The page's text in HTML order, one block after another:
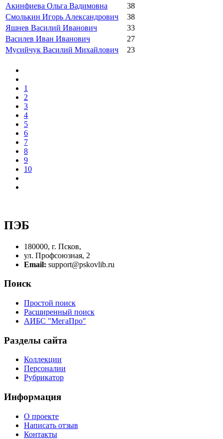
Акинфиева Ольга Вадимовна
38
Смолькин Игорь Александрович
38
Яшнев Василий Иванович
33
Василев Иван Иванович
27
Мусийчук Василий Михайлович
23
1
2
3
4
5
6
7
8
9
10
ПЭБ
180000, г. Псков,
ул. Профсоюзная, 2
Email: support@pskovlib.ru
Поиск
Простой поиск
Расширенный поиск
АИБС "МегаПро"
Разделы сайта
Коллекции
Персоналии
Рубрикатор
Информация
О проекте
Написать отзыв
Контакты